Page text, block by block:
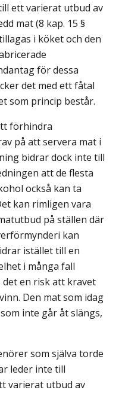
ett varierat utbud av
mat (8 kap. 15 §
i köket och den
för dessa
det med ett fåtal
som princip består.
förhindra
på att servera mat i
bidrar dock inte till
att de flesta
också kan ta
kan rimligen vara
på ställen där
kan
istället till en
i många fall
en risk att kravet
Den mat som idag
inte går åt slängs,
som själva torde
leder inte till
varierat utbud av